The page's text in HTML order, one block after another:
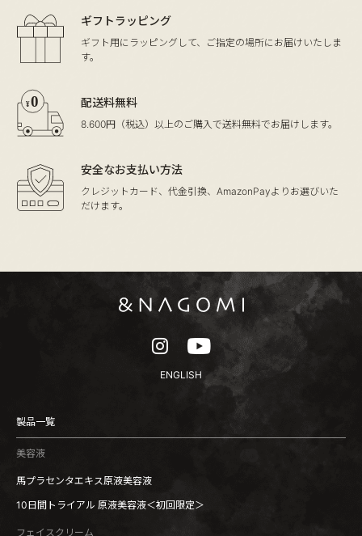
ギフトラッピング
ギフト用にラッピングして、
ご指定の場所にお届けいたしま
す。
配送料無料
8.600円（税込）以上のご購入で送料無料でお届けします。
安全なお支払い方法
クレジットカード、代金引換、 AmazonPayよりお選びいた
だけます。
ENGLISH
製品一覧
美容液
馬プラセンタエキス原液美容液
10日間トライアル 原液美容液＜初回限定＞
フェイスクリーム